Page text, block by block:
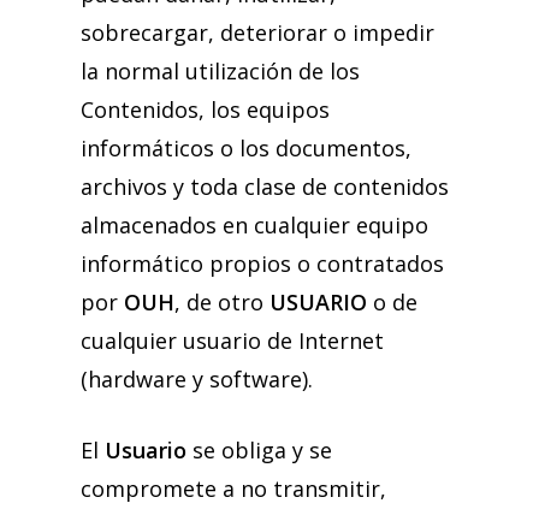
sobrecargar, deteriorar o impedir
la normal utilización de los
Contenidos, los equipos
informáticos o los documentos,
archivos y toda clase de contenidos
almacenados en cualquier equipo
informático propios o contratados
por OUH, de otro USUARIO o de
cualquier usuario de Internet
(hardware y software).
El Usuario se obliga y se
compromete a no transmitir,